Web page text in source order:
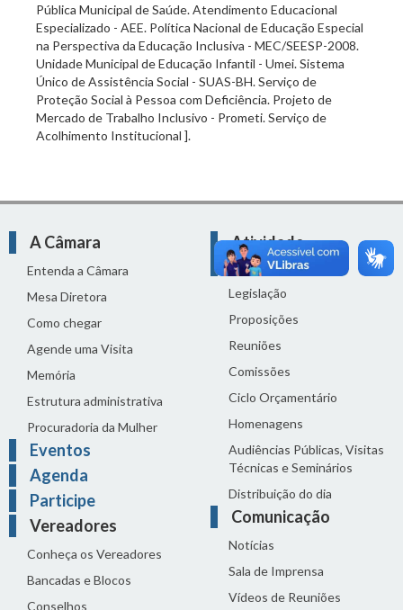
Pública Municipal de Saúde. Atendimento Educacional
Especializado - AEE. Política Nacional de Educação Especial
na Perspectiva da Educação Inclusiva - MEC/SEESP-2008.
Unidade Municipal de Educação Infantil - Umei. Sistema
Único de Assistência Social - SUAS-BH. Serviço de
Proteção Social à Pessoa com Deficiência. Projeto de
Mercado de Trabalho Inclusivo - Prometi. Serviço de
Acolhimento Institucional ].
A Câmara
Entenda a Câmara
Mesa Diretora
Como chegar
Agende uma Visita
Memória
Estrutura administrativa
Procuradoria da Mulher
Eventos
Agenda
Participe
Vereadores
Conheça os Vereadores
Bancadas e Blocos
Conselhos
Atividade
Legislativa
Legislação
Proposições
Reuniões
Comissões
Ciclo Orçamentário
Homenagens
Audiências Públicas, Visitas
Técnicas e Seminários
Distribuição do dia
Comunicação
Notícias
Sala de Imprensa
Vídeos de Reuniões